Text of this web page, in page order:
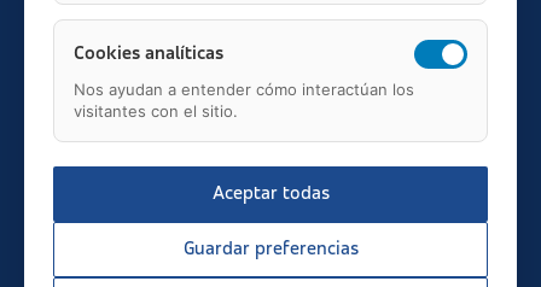
c/ Juan Ignacio Luca de Tena, 12, 28027, Madrid
Mail: fundacion.asisa@asisa.es
Cookies analíticas
Nos ayudan a entender cómo interactúan los
visitantes con el sitio.
Aceptar todas
Guardar preferencias